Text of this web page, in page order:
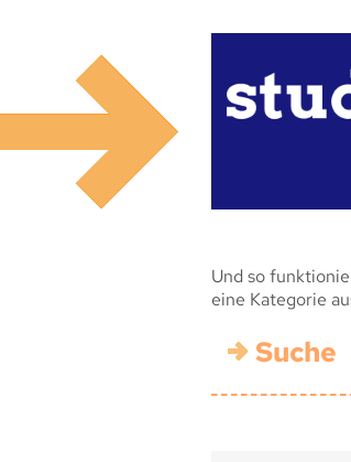
Und so
eine Kategorie
Suche